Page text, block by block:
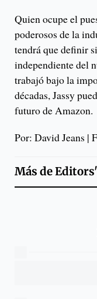
Quien ocupe el
poderosos de la
tendrá que definir
independiente del
trabajó bajo la
décadas, Jassy
futuro de Amazon.
Por: David Jeans |
Más de